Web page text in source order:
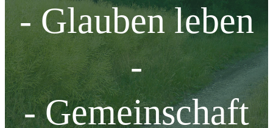
- Glauben leben
-
- Gemeinschaft